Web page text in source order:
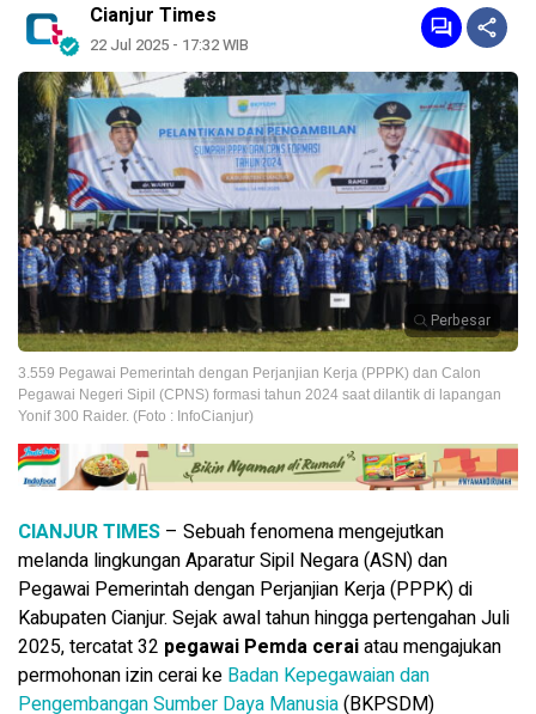
Cianjur Times
22 Jul 2025 - 17:32 WIB
Perbesar
3.559 Pegawai Pemerintah dengan Perjanjian Kerja (PPPK) dan Calon
Pegawai Negeri Sipil (CPNS) formasi tahun 2024 saat dilantik di lapangan
Yonif 300 Raider. (Foto : InfoCianjur)
CIANJUR TIMES – Sebuah fenomena mengejutkan
melanda lingkungan Aparatur Sipil Negara (ASN) dan
Pegawai Pemerintah dengan Perjanjian Kerja (PPPK) di
Kabupaten Cianjur. Sejak awal tahun hingga pertengahan Juli
2025, tercatat 32 pegawai Pemda ceraiatau mengajukan
permohonan izin cerai ke Badan Kepegawaian dan
Pengembangan Sumber Daya Manusia(BKPSDM)